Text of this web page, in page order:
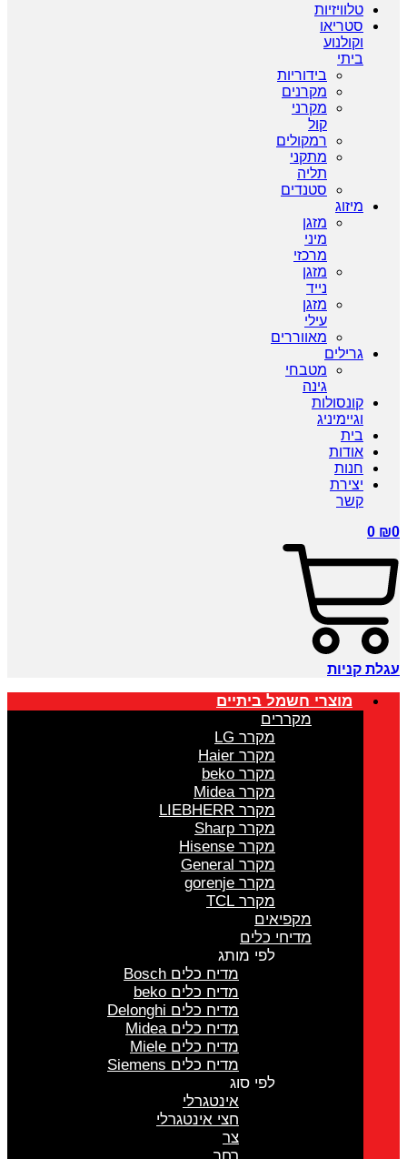
טלוויזיות
סטריאו
וקולנוע
ביתי
בידוריות
מקרנים
מקרני
קול
רמקולים
מתקני
תליה
סטנדים
מיזוג
מזגן
מיני
מרכזי
מזגן
נייד
מזגן
עילי
מאווררים
גרילים
מטבחי
גינה
קונסולות
וגיימיניג
בית
אודות
חנות
יצירת
קשר
₪0
0
עגלת קניות
מוצרי חשמל ביתיים
מקררים
מקרר LG
מקרר Haier
מקרר beko
מקרר Midea
מקרר LIEBHERR
מקרר Sharp
מקרר Hisense
מקרר General
מקרר gorenje
מקרר TCL
מקפיאים
מדיחי כלים
לפי מותג
מדיח כלים Bosch
מדיח כלים beko
מדיח כלים Delonghi
מדיח כלים Midea
מדיח כלים Miele
מדיח כלים Siemens
לפי סוג
אינטגרלי
חצי אינטגרלי
צר